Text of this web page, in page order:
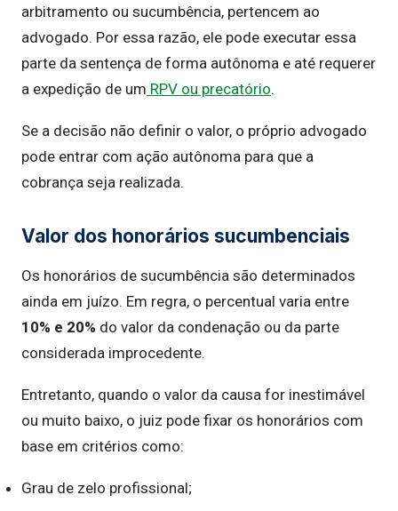
arbitramento ou sucumbência, pertencem ao
advogado. Por essa razão, ele pode executar essa
parte da sentença de forma autônoma e até requerer
a expedição de um RPV ou precatório.
Se a decisão não definir o valor, o próprio advogado
pode entrar com ação autônoma para que a
cobrança seja realizada.
Valor dos honorários sucumbenciais
Os honorários de sucumbência são determinados
ainda em juízo. Em regra, o percentual varia entre
10% e 20% do valor da condenação ou da parte
considerada improcedente.
Entretanto, quando o valor da causa for inestimável
ou muito baixo, o juiz pode fixar os honorários com
base em critérios como:
Grau de zelo profissional;